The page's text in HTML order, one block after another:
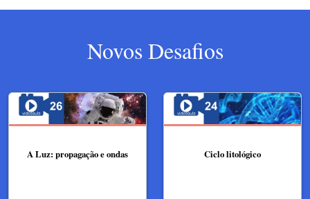
Novos Desafios
A Luz: propagação e ondas Ciclo litológico